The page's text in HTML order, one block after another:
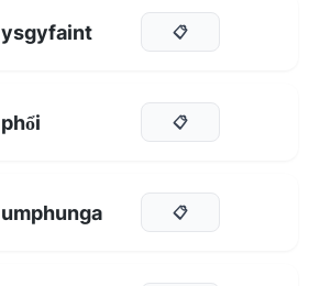
ysgyfaint 📋
phổi 📋
umphunga 📋